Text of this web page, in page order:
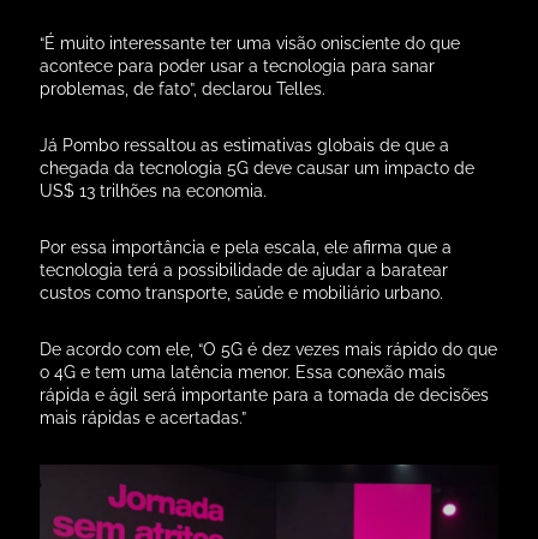
“É muito interessante ter uma visão onisciente do que
acontece para poder usar a tecnologia para sanar
problemas, de fato”, declarou Telles.
Já Pombo ressaltou as estimativas globais de que a
chegada da tecnologia 5G deve causar um impacto de
US$ 13 trilhões na economia.
Por essa importância e pela escala, ele afirma que a
tecnologia terá a possibilidade de ajudar a baratear
custos como transporte, saúde e mobiliário urbano.
De acordo com ele, “O 5G é dez vezes mais rápido do que
o 4G e tem uma latência menor. Essa conexão mais
rápida e ágil será importante para a tomada de decisões
mais rápidas e acertadas.”